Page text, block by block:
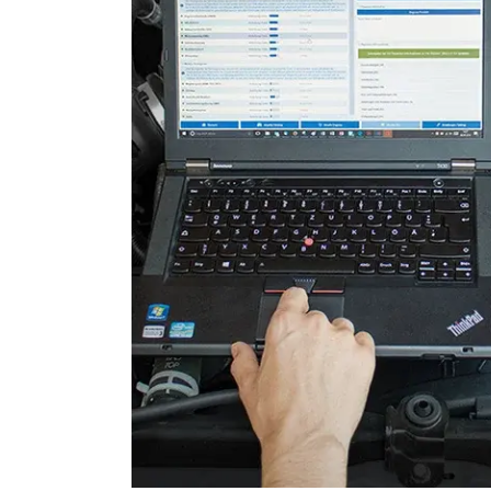
Soundsystem
Sprachsteuerung
Türsteuergerät hinten links
Türsteuergerät hinten
Türsteuergerät vorne links
Türsteuergerät vorne
Vordere Bedieneinheit
Zentralelektronik
Zentralelektronik 2